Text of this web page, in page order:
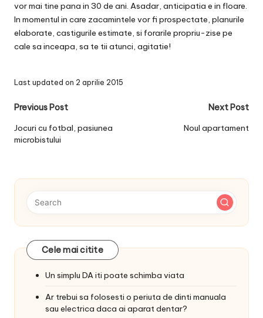
vor mai tine pana in 30 de ani. Asadar, anticipatia e in floare.
In momentul in care zacamintele vor fi prospectate, planurile
elaborate, castigurile estimate, si forarile propriu-zise pe
cale sa inceapa, sa te tii atunci, agitatie!
Last updated on 2 aprilie 2015
Post
navigation
Previous Post
Jocuri cu fotbal, pasiunea
microbistului
Next Post
Noul apartament
Cele mai citite
Un simplu DA iti poate schimba viata
Ar trebui sa folosesti o periuta de dinti manuala
sau electrica daca ai aparat dentar?